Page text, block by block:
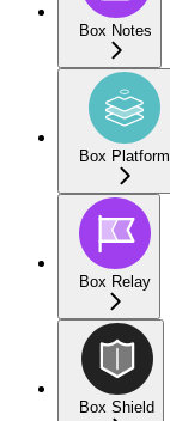
Box Notes
Box Platform
Box Relay
Box Shield